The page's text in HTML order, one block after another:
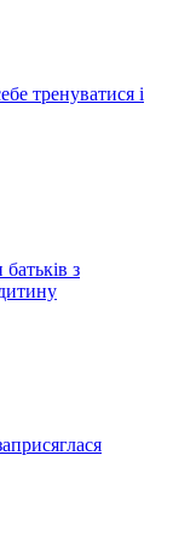
тренуватися і
з